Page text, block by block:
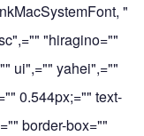
"
"hiragino=""
ui",="" yahei",=""
0.544px;="" text-
border-box=""